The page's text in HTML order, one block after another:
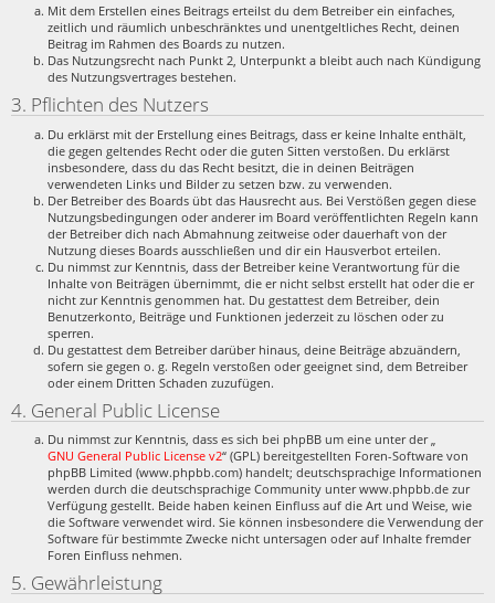
Mit dem Erstellen eines Beitrags erteilst du dem Betreiber ein einfaches,
zeitlich und räumlich unbeschränktes und unentgeltliches Recht, deinen
Beitrag im Rahmen des Boards zu nutzen.
Das Nutzungsrecht nach Punkt 2, Unterpunkt a bleibt auch nach Kündigung
des Nutzungsvertrages bestehen.
3. Pflichten des Nutzers
Du erklärst mit der Erstellung eines Beitrags, dass er keine Inhalte enthält,
die gegen geltendes Recht oder die guten Sitten verstoßen. Du erklärst
insbesondere, dass du das Recht besitzt, die in deinen Beiträgen
verwendeten Links und Bilder zu setzen bzw. zu verwenden.
Der Betreiber des Boards übt das Hausrecht aus. Bei Verstößen gegen diese
Nutzungsbedingungen oder anderer im Board veröffentlichten Regeln kann
der Betreiber dich nach Abmahnung zeitweise oder dauerhaft von der
Nutzung dieses Boards ausschließen und dir ein Hausverbot erteilen.
Du nimmst zur Kenntnis, dass der Betreiber keine Verantwortung für die
Inhalte von Beiträgen übernimmt, die er nicht selbst erstellt hat oder die er
nicht zur Kenntnis genommen hat. Du gestattest dem Betreiber, dein
Benutzerkonto, Beiträge und Funktionen jederzeit zu löschen oder zu
sperren.
Du gestattest dem Betreiber darüber hinaus, deine Beiträge abzuändern,
sofern sie gegen o. g. Regeln verstoßen oder geeignet sind, dem Betreiber
oder einem Dritten Schaden zuzufügen.
4. General Public License
Du nimmst zur Kenntnis, dass es sich bei phpBB um eine unter der „
GNU General Public License v2“ (GPL) bereitgestellten Foren-Software von
phpBB Limited (www.phpbb.com) handelt; deutschsprachige Informationen
werden durch die deutschsprachige Community unter www.phpbb.de zur
Verfügung gestellt. Beide haben keinen Einfluss auf die Art und Weise, wie
die Software verwendet wird. Sie können insbesondere die Verwendung der
Software für bestimmte Zwecke nicht untersagen oder auf Inhalte fremder
Foren Einfluss nehmen.
5. Gewährleistung